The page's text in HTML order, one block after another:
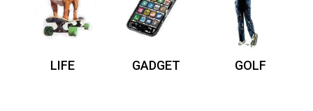
LIFE GADGET GOLF